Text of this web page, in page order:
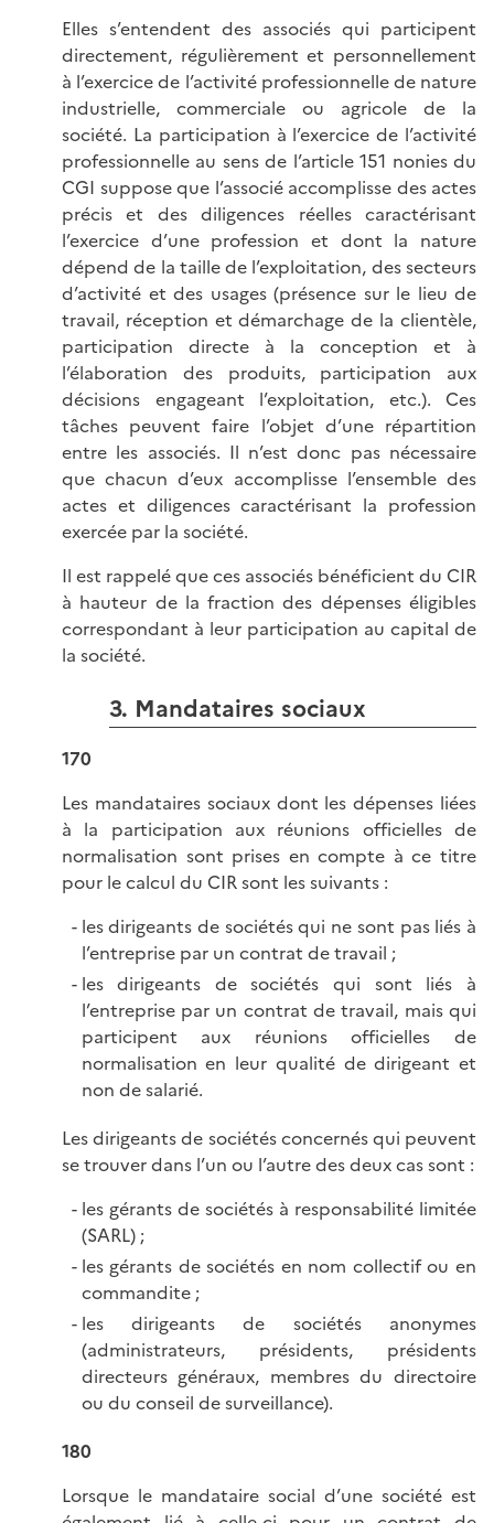
Elles s’entendent des associés qui participent
directement, régulièrement et personnellement
à l’exercice de l’activité professionnelle de nature
industrielle, commerciale ou agricole de la
société. La participation à l’exercice de l’activité
professionnelle au sens de l’article 151 nonies du
CGI suppose que l’associé accomplisse des actes
précis et des diligences réelles caractérisant
l’exercice d’une profession et dont la nature
dépend de la taille de l’exploitation, des secteurs
d’activité et des usages (présence sur le lieu de
travail, réception et démarchage de la clientèle,
participation directe à la conception et à
l’élaboration des produits, participation aux
décisions engageant l’exploitation, etc.). Ces
tâches peuvent faire l’objet d’une répartition
entre les associés. Il n’est donc pas nécessaire
que chacun d’eux accomplisse l’ensemble des
actes et diligences caractérisant la profession
exercée par la société.
Il est rappelé que ces associés bénéficient du CIR
à hauteur de la fraction des dépenses éligibles
correspondant à leur participation au capital de
la société.
3. Mandataires sociaux
170
Les mandataires sociaux dont les dépenses liées
à la participation aux réunions officielles de
normalisation sont prises en compte à ce titre
pour le calcul du CIR sont les suivants :
les dirigeants de sociétés qui ne sont pas liés à
l’entreprise par un contrat de travail ;
les dirigeants de sociétés qui sont liés à
l’entreprise par un contrat de travail, mais qui
participent aux réunions officielles de
normalisation en leur qualité de dirigeant et
non de salarié.
Les dirigeants de sociétés concernés qui peuvent
se trouver dans l’un ou l’autre des deux cas sont :
les gérants de sociétés à responsabilité limitée
(SARL) ;
les gérants de sociétés en nom collectif ou en
commandite ;
les dirigeants de sociétés anonymes
(administrateurs, présidents, présidents
directeurs généraux, membres du directoire
ou du conseil de surveillance).
180
Lorsque le mandataire social d’une société est